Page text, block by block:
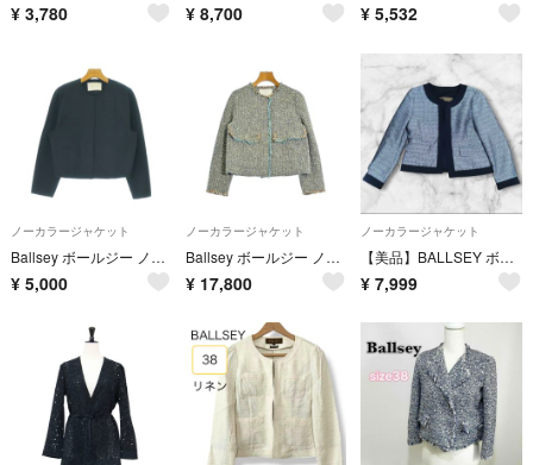
¥ 3,780 ¥ 8,700 ¥ 5,532
ノーカラージャケット
Ballsey ボールジー ノーカラージャケット M 黒 【古着】【中古】【送料無料】
¥ 5,000
ノーカラージャケット
Ballsey ボールジー ノーカラージャケット M 青 【古着】【中古】【送料無料】
¥ 17,800
ノーカラージャケット
【美品】BALLSEY ボールジィ ツイード ノーカラージャケット 黒 38 M
¥ 7,999